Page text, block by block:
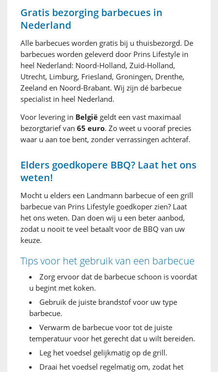
Gratis bezorging barbecues in
Nederland
Alle barbecues worden gratis bij u thuisbezorgd. De
barbecues worden geleverd door Prins Lifestyle in
heel Nederland: Noord-Holland, Zuid-Holland,
Utrecht, Limburg, Friesland, Groningen, Drenthe,
Zeeland en Noord-Brabant. Wij zijn dé barbecue
specialist in heel Nederland.
Voor levering in België geldt een vast maximaal
bezorgtarief van 65 euro. Zo weet u vooraf precies
waar u aan toe bent, zonder verrassingen achteraf.
Elders goedkopere BBQ? Laat het ons
weten!
Mocht u elders een Landmann barbecue of een grill
barbecue van Prins Lifestyle goedkoper zien? Laat
het ons weten. Dan doen wij u een beter aanbod,
zodat u nooit te veel betaalt voor de BBQ van uw
keuze.
Tips voor het gebruik van een barbecue
Zorg ervoor dat de barbecue schoon is voordat
u begint met koken.
Gebruik de juiste brandstof voor uw type
barbecue.
Verwarm de barbecue voor tot de juiste
temperatuur voor het gerecht dat u wilt bereiden.
Leg het voedsel gelijkmatig op de grill.
Draai het voedsel regelmatig om, zodat het